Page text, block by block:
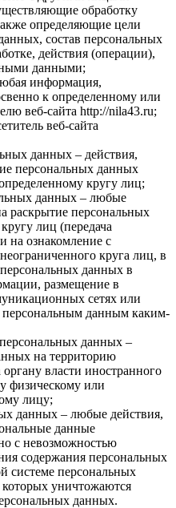
обработку
определяющие цели
состав персональных
действия (операции),
данными;
информация,
к определенному или
веб-сайта http://nila43.ru;
веб-сайта
данных – действия,
персональных данных
кругу лиц;
данных – любые
раскрытие персональных
лиц (передача
на ознакомление с
круга лиц, в
данных в
размещение в
сетях или
персональным данным каким-
данных –
на территорию
органу власти иностранного
физическому или
лицу;
данных – любые действия,
данные
с невозможностью
содержания персональных
системе персональных
которых уничтожаются
данных.